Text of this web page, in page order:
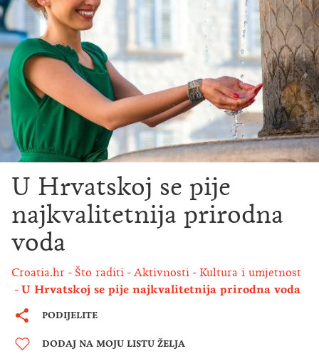
U Hrvatskoj se pije
najkvalitetnija prirodna
voda
Croatia.hr Što raditi Aktivnosti Kultura i umjetnost
U Hrvatskoj se pije najkvalitetnija prirodna voda
PODIJELITE
DODAJ NA MOJU LISTU ŽELJA